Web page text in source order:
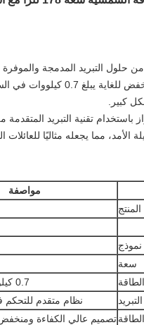
واستهلاك طاقة منخفض
كبير.
الأمد، مما يجعله مثاليًا
مواصفة
نموذج
سعة
0.7 كيلووات ساعة يوميا
نظام متقدم للتحكم
تصميم عالي الكفاءة